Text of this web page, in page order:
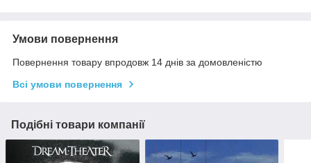
Умови повернення
Повернення товару впродовж 14 днів за домовленістю
Всі умови повернення
Подібні товари компанії